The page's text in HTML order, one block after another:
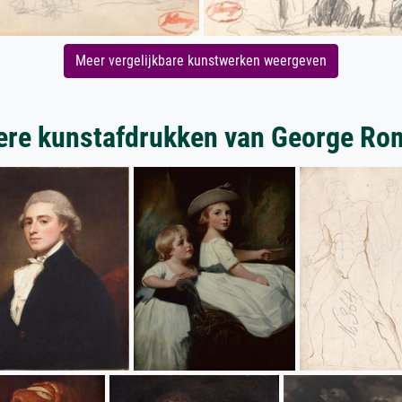
Meer vergelijkbare kunstwerken weergeven
kunstafdrukken van George